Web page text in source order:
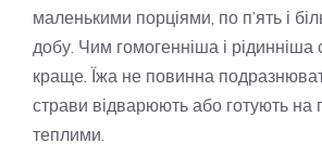
маленькими порціями, по п’ять і
добу. Чим гомогенніша і рідинніша
краще. Їжа не повинна
страви відварюють або готують на
теплими.